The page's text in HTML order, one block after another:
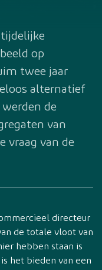
op
twee jaar
alternatief
de
van
vraag van de
directeur
de totale vloot van
hebben staan is
het bieden van een